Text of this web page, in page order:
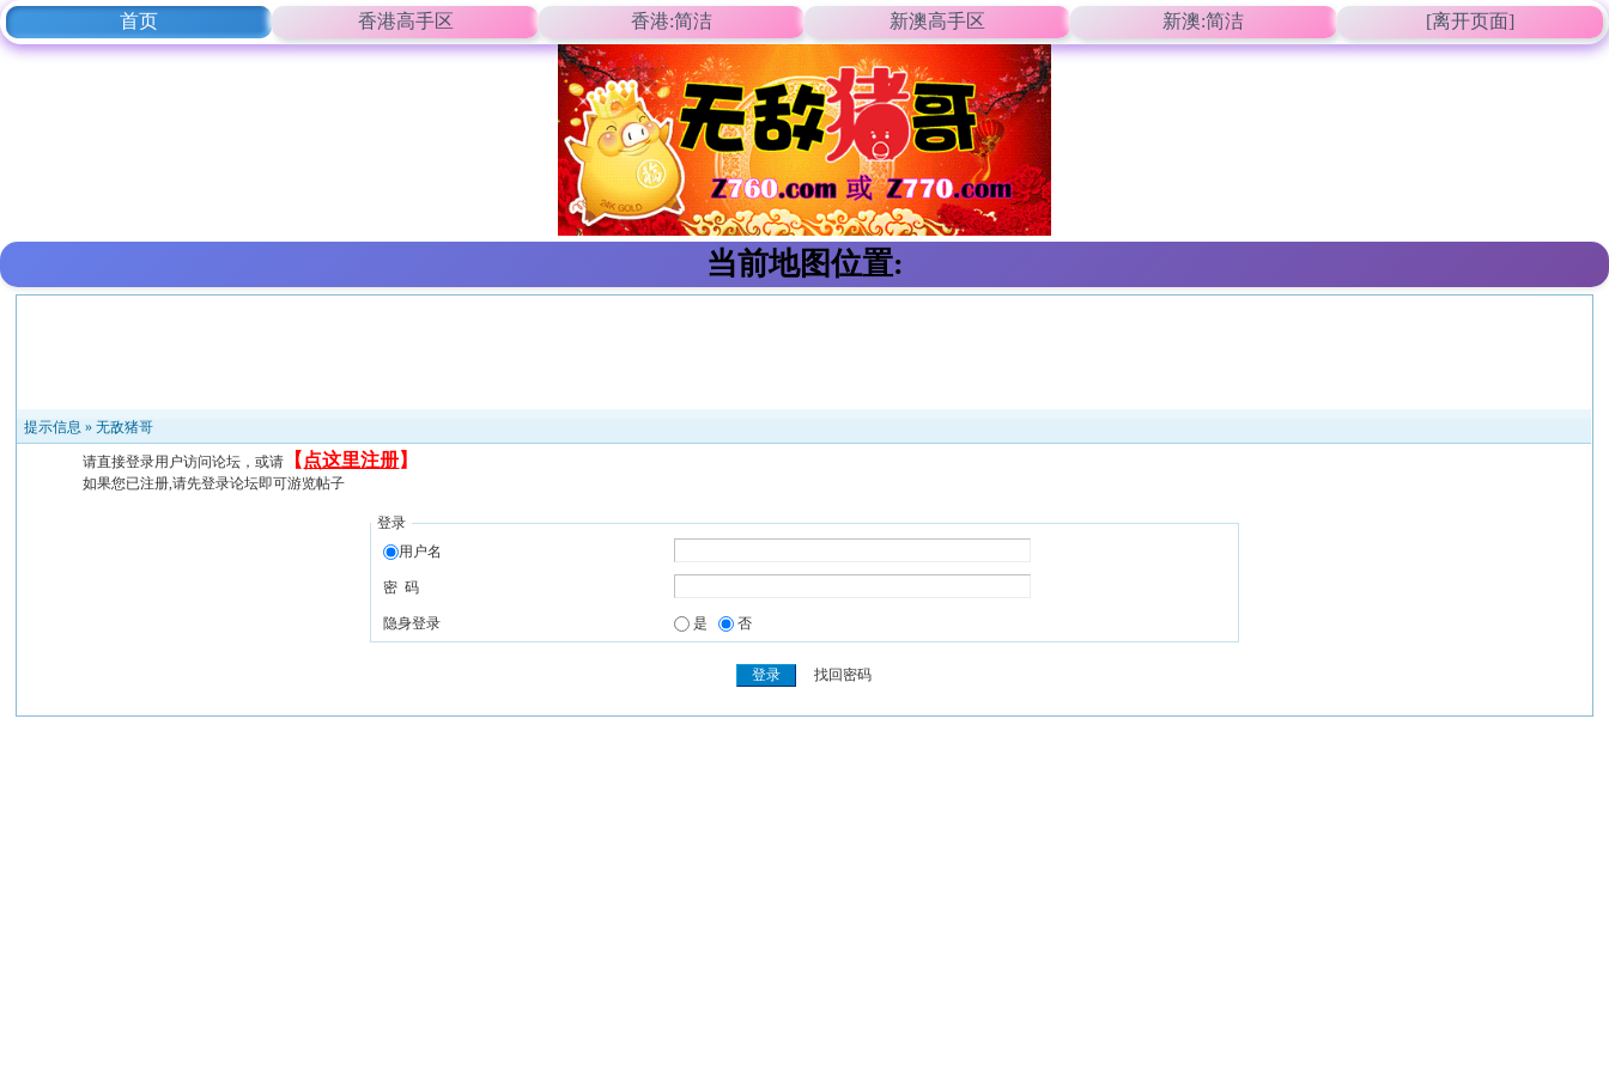
首页 香港高手区 香港:简洁 新澳高手区 新澳:简洁 [离开页面]
当前地图位置:
提示信息 »无敌猪哥
请直接登录用户访问论坛，或请 【 点这里注册】
如果您已注册,请先登录论坛即可游览帖子
登录
用户名
密 码
隐身登录 是 否
找回密码